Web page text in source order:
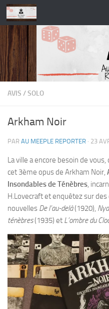
Skip to content
AVIS /SOLO
Arkham Noir
PAR AU MEEPLE REPORTER · 23
La ville a encore besoin de
cet 3ème opus de Arkham Noir,
Insondables de Ténèbres,
H.Lovecraft et enquêtez sur
nouvelles De l’au-delà(1920),
ténèbres(1935) et L’ombre du